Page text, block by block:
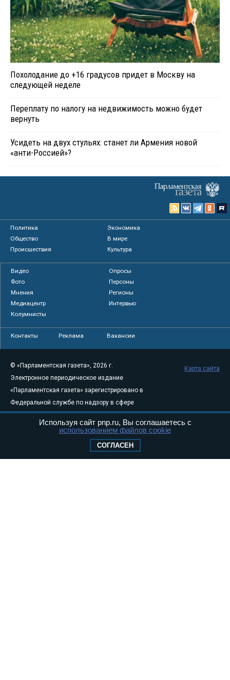
Похолодание до +16 градусов придет в Москву на
следующей неделе
Переплату по налогу на недвижимость можно будет
вернуть
Усидеть на двух стульях: станет ли Армения новой
«анти-Россией»?
Политика
Экономика
Общество
В мире
Происшествия
Культура
Видео
Опросы
Фото
Персоны
Мнения
Регионы
Медиацентр
Интервью
Колумнисты
Контакты Реклама Вакансии
© «Парламентская газета», 2026 г.
Электронное периодическое издание
«Парламентская газета» зарегистрировано в
Федеральной службе по надзору в сфере
связи, информационных технологий и
массовых коммуникаций (Роскомнадзор) 05
Свидетельство о регистрации Эл № ФС77-
Карта сайта
Используя сайт pnp.ru, Вы соглашаетесь с
использованием файлов cookie
СОГЛАСЕН